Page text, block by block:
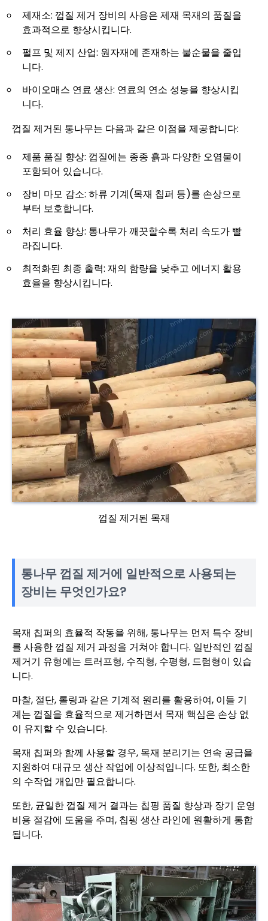
제재소: 껍질 제거 장비의 사용은 제재 목재의 품질을
효과적으로 향상시킵니다.
펄프 및 제지 산업: 원자재에 존재하는 불순물을 줄입
니다.
바이오매스 연료 생산: 연료의 연소 성능을 향상시킵
니다.
껍질 제거된 통나무는 다음과 같은 이점을 제공합니다:
제품 품질 향상: 껍질에는 종종 흙과 다양한 오염물이
포함되어 있습니다.
장비 마모 감소: 하류 기계(목재 칩퍼 등)를 손상으로
부터 보호합니다.
처리 효율 향상: 통나무가 깨끗할수록 처리 속도가 빨
라집니다.
최적화된 최종 출력: 재의 함량을 낮추고 에너지 활용
효율을 향상시킵니다.
껍질 제거된 목재
통나무 껍질 제거에 일반적으로 사용되는
장비는 무엇인가요?
목재 칩퍼의 효율적 작동을 위해, 통나무는 먼저 특수 장비
를 사용한 껍질 제거 과정을 거쳐야 합니다. 일반적인 껍질
제거기 유형에는 트러프형, 수직형, 수평형, 드럼형이 있습
니다.
마찰, 절단, 롤링과 같은 기계적 원리를 활용하여, 이들 기
계는 껍질을 효율적으로 제거하면서 목재 핵심은 손상 없
이 유지할 수 있습니다.
목재 칩퍼와 함께 사용할 경우, 목재 분리기는 연속 공급을
지원하여 대규모 생산 작업에 이상적입니다. 또한, 최소한
의 수작업 개입만 필요합니다.
또한, 균일한 껍질 제거 결과는 칩핑 품질 향상과 장기 운영
비용 절감에 도움을 주며, 칩핑 생산 라인에 원활하게 통합
됩니다.